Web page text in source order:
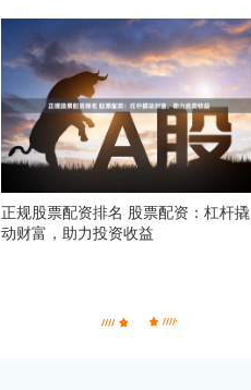
正规股票配资排名 股票配资：杠杆撬
动财富，助力投资收益